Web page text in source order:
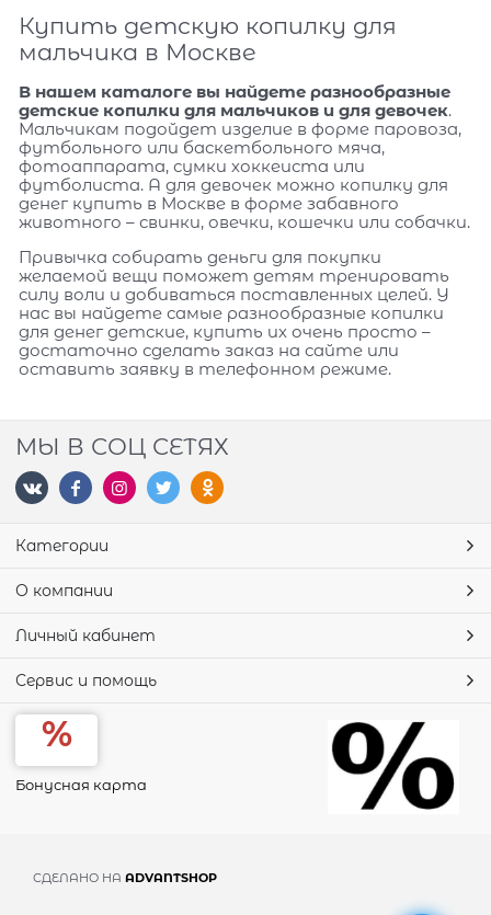
Купить детскую копилку для
мальчика в Москве
В нашем каталоге вы найдете разнообразные
детские копилки для мальчиков и для девочек.
Мальчикам подойдет изделие в форме паровоза,
футбольного или баскетбольного мяча,
фотоаппарата, сумки хоккеиста или
футболиста. А для девочек можно копилку для
денег купить в Москве в форме забавного
животного – свинки, овечки, кошечки или собачки.
Привычка собирать деньги для покупки
желаемой вещи поможет детям тренировать
силу воли и добиваться поставленных целей. У
нас вы найдете самые разнообразные копилки
для денег детские, купить их очень просто –
достаточно сделать заказ на сайте или
оставить заявку в телефонном режиме.
МЫ В СОЦ СЕТЯХ
Категории
О компании
Личный кабинет
Сервис и помощь
Бонусная карта
СДЕЛАНО НА ADVANTSHOP